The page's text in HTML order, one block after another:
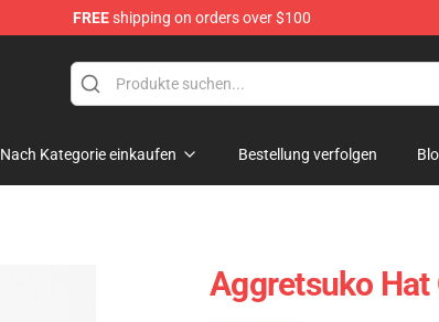
FREEshipping on orders over $100
Nach Kategorie einkaufen Bestellung verfolgen
Aggretsuko Hat